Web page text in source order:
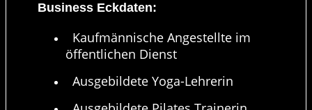
Business Eckdaten:
Kaufmännische Angestellte im
öffentlichen Dienst
Ausgebildete Yoga-Lehrerin